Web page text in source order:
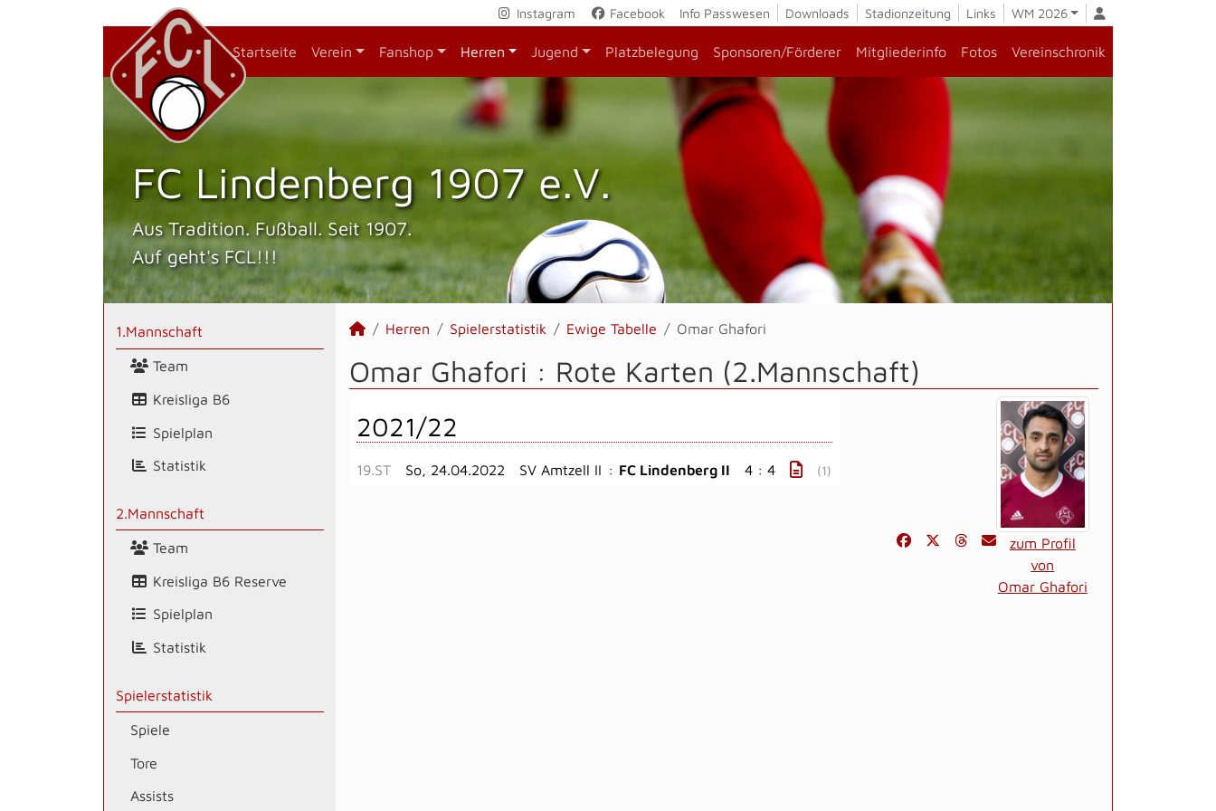
Instagram Facebook Info Passwesen Downloads Stadionzeitung Links WM 2026
Startseite Verein Fanshop Herren Jugend Platzbelegung Sponsoren/Förderer Mitgliederinfo Fotos Vereinschronik
FC Lindenberg 1907 e.V.
Aus Tradition. Fußball. Seit 1907.
Auf geht's FCL!!!
1.Mannschaft
Team
Kreisliga B6
Spielplan
Statistik
2.Mannschaft
Team
Kreisliga B6 Reserve
Spielplan
Statistik
Spielerstatistik
Spiele
Tore
Assists
Herren Spielerstatistik Ewige Tabelle Omar Ghafori
Omar Ghafori : Rote Karten (2.Mannschaft)
zum Profil
von
Omar Ghafori
2021/22
19.ST So, 24.04.2022 SV Amtzell II : FC Lindenberg II 4 : 4 (1)